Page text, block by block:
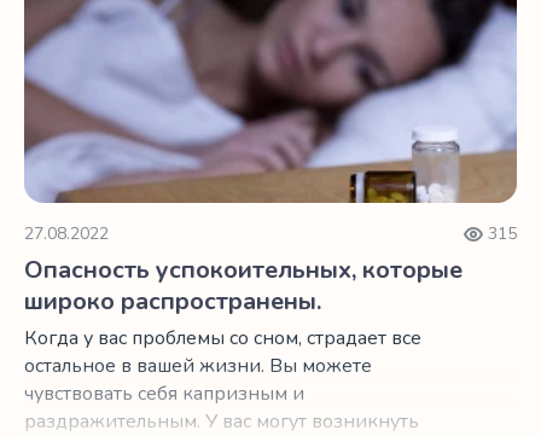
три перекуса, которые являются полезными и
вкусными. Это нут, киви и терпкий вишневый
сок.
27.08.2022 315
Опасность успокоительных, которые
широко распространены.
Когда у вас проблемы со сном, страдает все
остальное в вашей жизни. Вы можете
чувствовать себя капризным и
раздражительным. У вас могут возникнуть